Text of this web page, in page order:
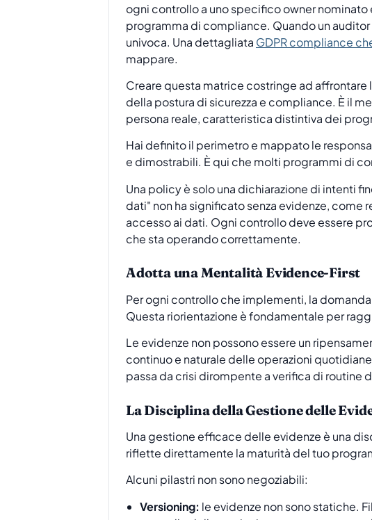
ogni controllo a uno specifico owner
programma di compliance. Quando un
univoca. Una dettagliata GDPR compliance
mappare.
Creare questa matrice costringe ad
della postura di sicurezza e compliance. È il
persona reale, caratteristica distintiva dei
Hai definito il perimetro e mappato le
e dimostrabili. È qui che molti programmi di
Una policy è solo una dichiarazione di intenti
dati" non ha significato senza evidenze,
accesso ai dati. Ogni controllo deve essere
che sta operando correttamente.
Adotta una Mentalità Evidence-First
Per ogni controllo che implementi, la
Questa riorientazione è fondamentale per
Le evidenze non possono essere un
continuo e naturale delle operazioni
passa da crisi dirompente a verifica di routine
La Disciplina della Gestione delle
Una gestione efficace delle evidenze è una
riflette direttamente la maturità del tuo
Alcuni pilastri non sono negoziabili:
Versioning: le evidenze non sono statiche.